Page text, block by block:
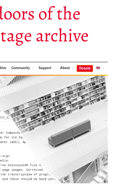
Code de recherche
Pourquoi le sauver
Comment le sauver (HOWTO)
Code historique
SWH Acquisition Process
Software Stories
Extensions navigateur
Faire un don
Communauté
Ambassadeurs
Développeurs
of the
archive